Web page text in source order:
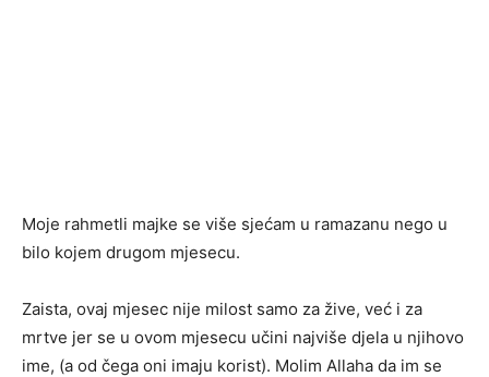
Moje rahmetli majke se više sjećam u ramazanu nego u
bilo kojem drugom mjesecu.
Zaista, ovaj mjesec nije milost samo za žive, već i za
mrtve jer se u ovom mjesecu učini najviše djela u njihovo
ime, (a od čega oni imaju korist). Molim Allaha da im se